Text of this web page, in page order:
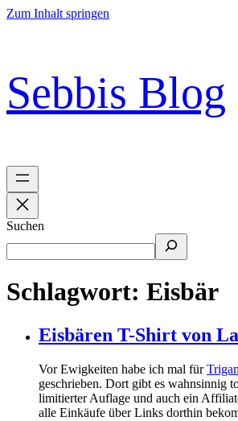
Zum Inhalt springen
Sebbis Blog
Suchen
Schlagwort: Eisbär
Eisbären T-Shirt von
Vor Ewigkeiten habe ich mal für
geschrieben. Dort gibt es wahnsinnig
limitierter Auflage und auch ein
alle Einkäufe über Links dorthin